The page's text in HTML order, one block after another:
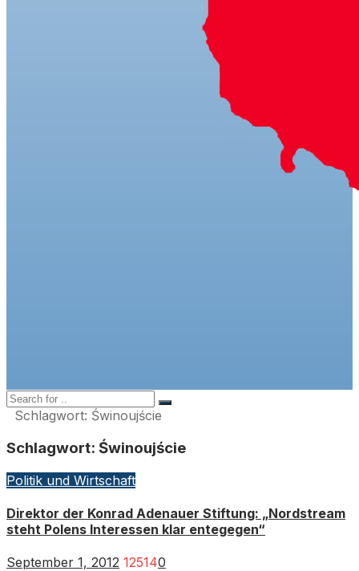
Schlagwort: Świnoujście
Schlagwort: Świnoujście
Politik und Wirtschaft
Direktor der Konrad Adenauer Stiftung: „Nordstream
steht Polens Interessen klar entegegen“
September 1, 2012 125140